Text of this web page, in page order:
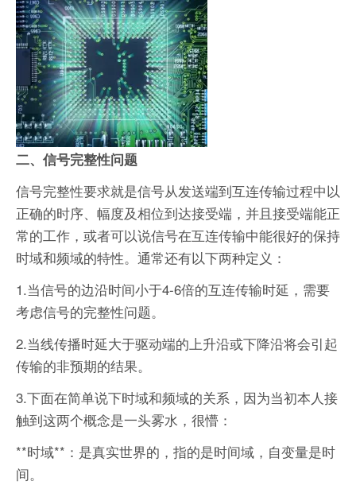
二、信号完整性问题
信号完整性要求就是信号从发送端到互连传输过程中以
正确的时序、幅度及相位到达接受端，并且接受端能正
常的工作，或者可以说信号在互连传输中能很好的保持
时域和频域的特性。通常还有以下两种定义：
1.当信号的边沿时间小于4-6倍的互连传输时延，需要
考虑信号的完整性问题。
2.当线传播时延大于驱动端的上升沿或下降沿将会引起
传输的非预期的结果。
3.下面在简单说下时域和频域的关系，因为当初本人接
触到这两个概念是一头雾水，很懵：
**时域**：是真实世界的，指的是时间域，自变量是时
间。